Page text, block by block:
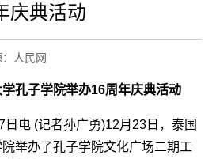
庆典活动
人民网
孔子学院举办16周年庆典活动
电 (记者孙广勇)12月23日，泰国
举办了孔子学院文化广场二期工